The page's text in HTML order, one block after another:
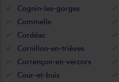
Cognin-les-gorges
Commelle
Cordéac
Cornillon-en-trièves
Corrençon-en-vercors
Cour-et-buis